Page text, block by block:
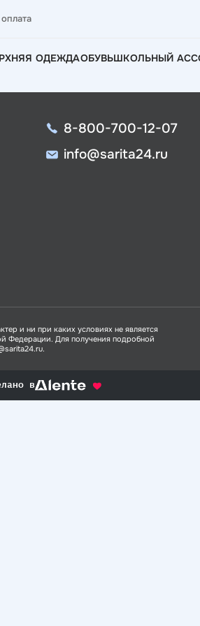
ОДЕЖДАОБУВЬШКОЛЬНЫЙ
8-800-700-12-07
info@sarita24.ru
и ни при каких условиях не является
Федерации. Для получения подробной
в alente